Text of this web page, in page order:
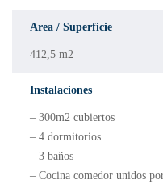
Area / Superficie
412,5 m2
Instalaciones
– 300m2 cubiertos
– 4 dormitorios
– 3 baños
– Cocina comedor unidos